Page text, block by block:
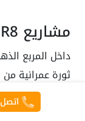
مشاريع R8 ضد مشاريع R7
داخل المربع
ثورة عمرانية من
السكنية
يوضح الفروق